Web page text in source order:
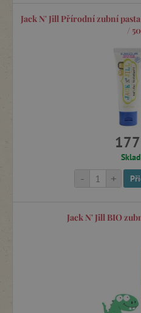
Jack N' Jill Přírodní zubní
/
+
-
Jack N' Jill BIO